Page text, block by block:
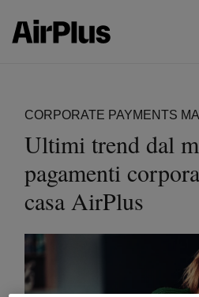
CORPORATE PAYMENTS
Ultimi trend dal
pagamenti
casa AirPlus